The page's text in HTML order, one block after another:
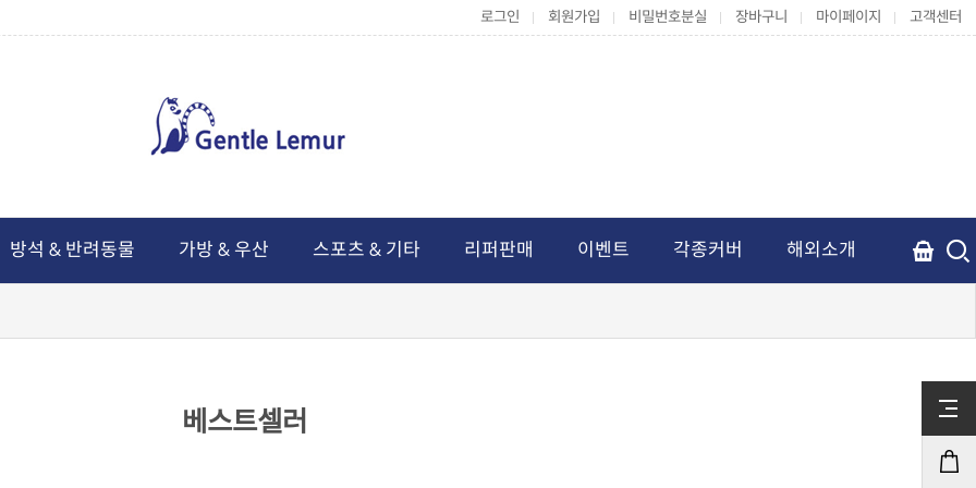
로그인 회원가입 비밀번호분실 장바구니 마이페이지 고객센터
방석 & 반려동물 가방 & 우산 스포츠 & 기타 리퍼판매 이벤트 각종커버 해외소개
베스트셀러